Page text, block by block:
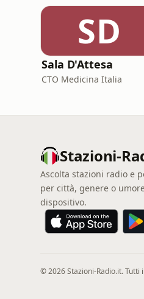
SD
Sala D'Attesa
CTO Medicina Italia
Stazioni-
Ascolta stazioni radio e
per città, genere o
dispositivo.
© 2026 Stazioni-Radio.it.